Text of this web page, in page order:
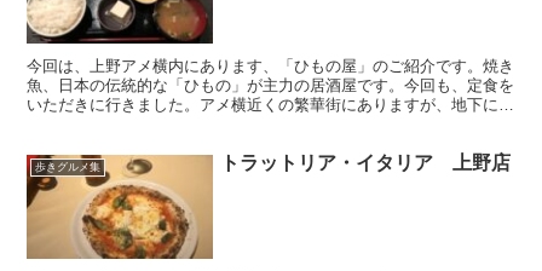
今回は、上野アメ横内にあります、「ひもの屋」のご紹介です。焼き
魚、日本の伝統的な「ひもの」が主力の居酒屋です。今回も、定食を
いただきに行きました。アメ横近くの繁華街にありますが、地下にあ
歩きグルメ集 トラットリア・イタリア 上野店